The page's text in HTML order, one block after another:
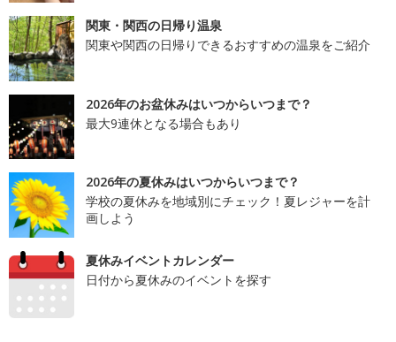
関東・関西の日帰り温泉
関東や関西の日帰りできるおすすめの温泉をご紹介
2026年のお盆休みはいつからいつまで？
最大9連休となる場合もあり
2026年の夏休みはいつからいつまで？
学校の夏休みを地域別にチェック！夏レジャーを計
画しよう
夏休みイベントカレンダー
日付から夏休みのイベントを探す